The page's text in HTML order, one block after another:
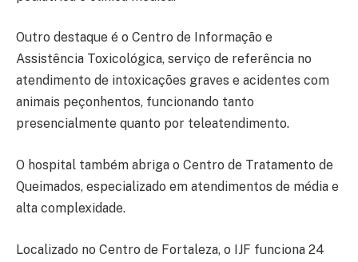
Outro destaque é o Centro de Informação e
Assistência Toxicológica, serviço de referência no
atendimento de intoxicações graves e acidentes com
animais peçonhentos, funcionando tanto
presencialmente quanto por teleatendimento.
O hospital também abriga o Centro de Tratamento de
Queimados, especializado em atendimentos de média e
alta complexidade.
Localizado no Centro de Fortaleza, o IJF funciona 24